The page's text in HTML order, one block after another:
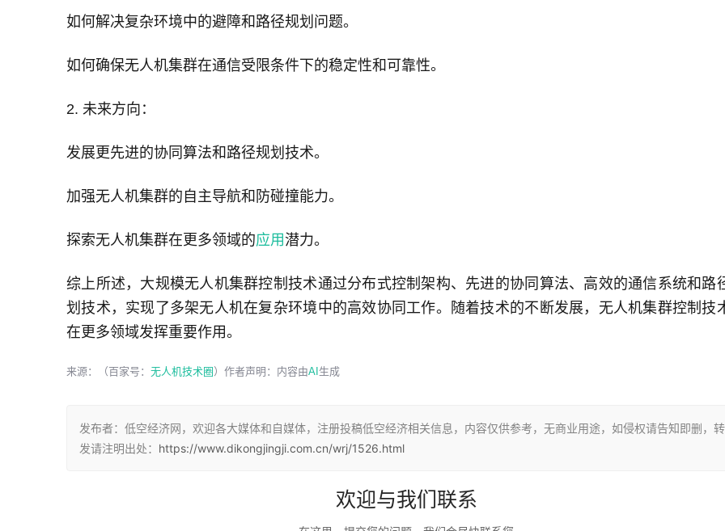
如何解决复杂环境中的避障和路径规划问题。
如何确保无人机集群在通信受限条件下的稳定性和可靠性。
2. 未来方向：
发展更先进的协同算法和路径规划技术。
加强无人机集群的自主导航和防碰撞能力。
探索无人机集群在更多领域的应用 潜力。
综上所述，大规模无人机集群控制技术通过分布式控制架构、先进的协同算法、高效的通信系统和路
划技术，实现了多架无人机在复杂环境中的高效协同工作。随着技术的不断发展，无人机集群控制技
在更多领域发挥重要作用。
来源：（百家号： 无人机技术圈 ）作者声明：内容由AI 生成
发布者：低空经济网，欢迎各大媒体和自媒体，注册投稿低空经济相关信息，内容仅供参考，无商业用途，如侵权请告知即删，转
发请注明出处： https://www.dikongjingji.com.cn/wrj/1526.html
欢迎与我们联系